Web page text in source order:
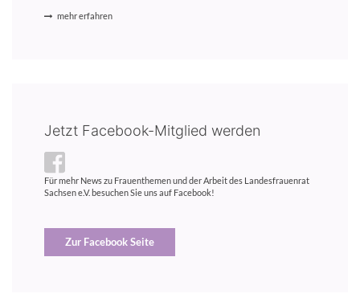
mehr erfahren
Jetzt Facebook-Mitglied werden
Für mehr News zu Frauenthemen und der Arbeit des Landesfrauenrat
Sachsen e.V. besuchen Sie uns auf Facebook!
Zur Facebook Seite